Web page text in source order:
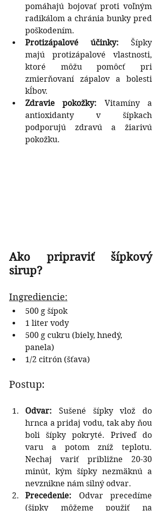
pomáhajú bojovať proti voľným
radikálom a chránia bunky pred
poškodením.
Protizápalové účinky: Šípky
majú protizápalové vlastnosti,
ktoré môžu pomôcť pri
zmierňovaní zápalov a bolesti
kĺbov.
Zdravie pokožky: Vitamíny a
antioxidanty v šípkach
podporujú zdravú a žiarivú
pokožku.
Ako pripraviť šípkový
sirup?
Ingrediencie:
500 g šípok
1 liter vody
500 g cukru (biely, hnedý,
panela)
1/2 citrón (šťava)
Postup:
Odvar: Sušené šípky vlož do
hrnca a pridaj vodu, tak aby ňou
boli šípky pokryté. Priveď do
varu a potom zníž teplotu.
Nechaj variť približne 20-30
minút, kým šípky nezmäknú a
nevznikne nám silný odvar.
Precedenie: Odvar precedíme
(šipky môžeme použiť na